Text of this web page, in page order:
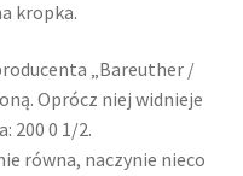
kropka.
„Bareuther /
Oprócz niej widnieje
200 0 1/2.
równa, naczynie nieco